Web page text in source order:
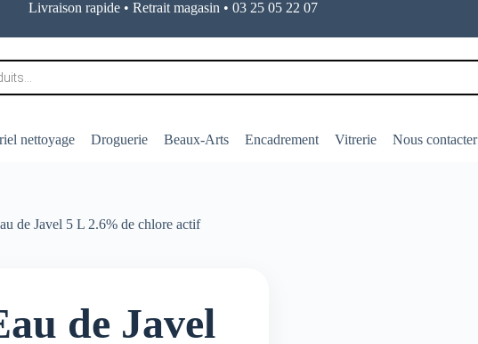
Livraison rapide • Retrait magasin • 03 25 05 22 07
nettoyage Droguerie Beaux-Arts Encadrement Vitrerie Nous contacter
de Javel 5 L 2.6% de chlore actif
de Javel